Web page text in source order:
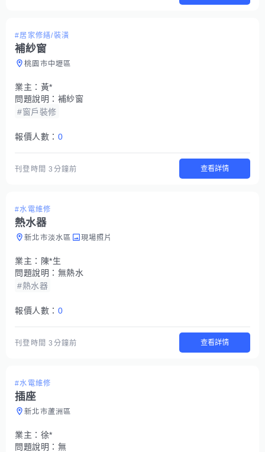
#居家修繕/裝潢
補紗窗
桃園市中壢區
業主： 黃*
問題說明： 補紗窗
#窗戶裝修
報價人數： 0
刊登時間3分鐘前 查看詳情
#水電維修
熱水器
新北市淡水區 現場照片
業主： 陳*生
問題說明： 無熱水
#熱水器
報價人數： 0
刊登時間3分鐘前 查看詳情
#水電維修
插座
新北市蘆洲區
業主： 徐*
問題說明： 無